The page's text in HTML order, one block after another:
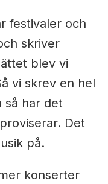
festivaler och
skriver
blev vi
vi skrev en hel
så har det
Det
på.
konserter